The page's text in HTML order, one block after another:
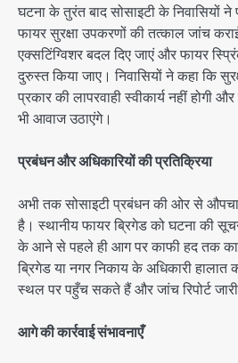
घटना के तुरंत बाद सोसाइटी के निवासियों
फायर सुरक्षा उपकरणों की तत्काल जांच
एक्सटिंग्विशर बदल दिए जाएं और फायर
दुरुस्त किया जाए। निवासियों ने कहा कि
प्रकार की लापरवाही स्वीकार्य नहीं
भी आवाज उठाएंगे।
प्रबंधन और अधिकारियों की प्रतिक्रिया
अभी तक सोसाइटी प्रबंधन की ओर से
है। स्थानीय फायर ब्रिगेड को घटना की
के आने से पहले ही आग पर काफी हद तक
ब्रिगेड या नगर निकाय के अधिकारी हालात
स्थल पर पहुँच सकते हैं और जांच रिपोर्ट
आगे की कार्रवाई संभावनाएँ